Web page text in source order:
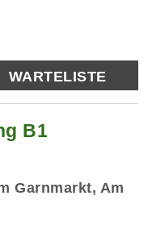
WARTELISTE
B1
Garnmarkt, Am